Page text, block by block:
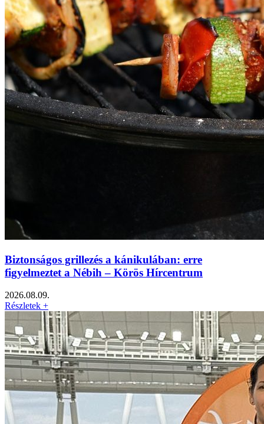
Biztonságos grillezés a kánikulában: erre
figyelmeztet a Nébih – Körös Hírcentrum
2026.08.09.
Részletek +